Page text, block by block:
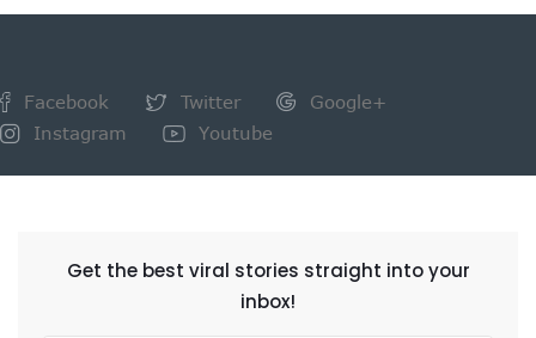
Facebook Twitter
Google+
Instagram
Youtube
Get the best viral stories straight into your
inbox!